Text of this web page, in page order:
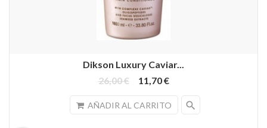
Dikson Luxury Caviar...
26,00 €
11,70 €
AÑADIR AL CARRITO search